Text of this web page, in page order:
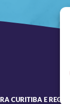
CURITIBA E REGIÃO